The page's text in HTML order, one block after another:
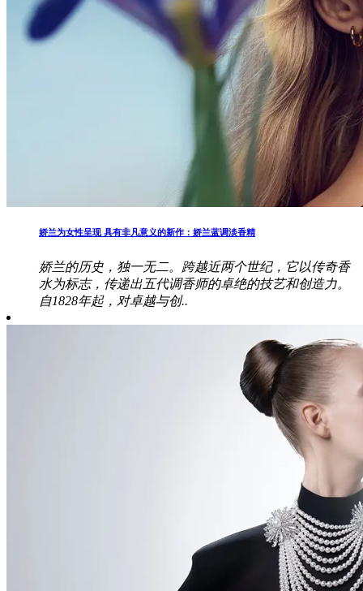
娇兰为女性呈现 具有非凡意义的新作：娇兰蓝调淡香精
娇兰的历史，独一无二。跨越近两个世纪，它以传奇香
水为标志，传递出五代调香师的卓绝的技艺和创造力。
自1828年起，对卓越与创..